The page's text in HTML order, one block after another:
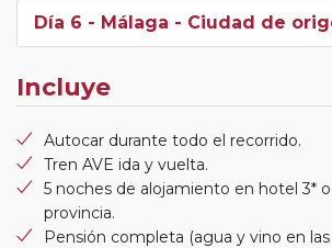
Día 6 - Málaga - Ciudad de
Incluye
Autocar durante todo el recorrido.
Tren AVE ida y vuelta.
5 noches de alojamiento en hotel 3*
provincia.
Pensión completa (agua y vino en